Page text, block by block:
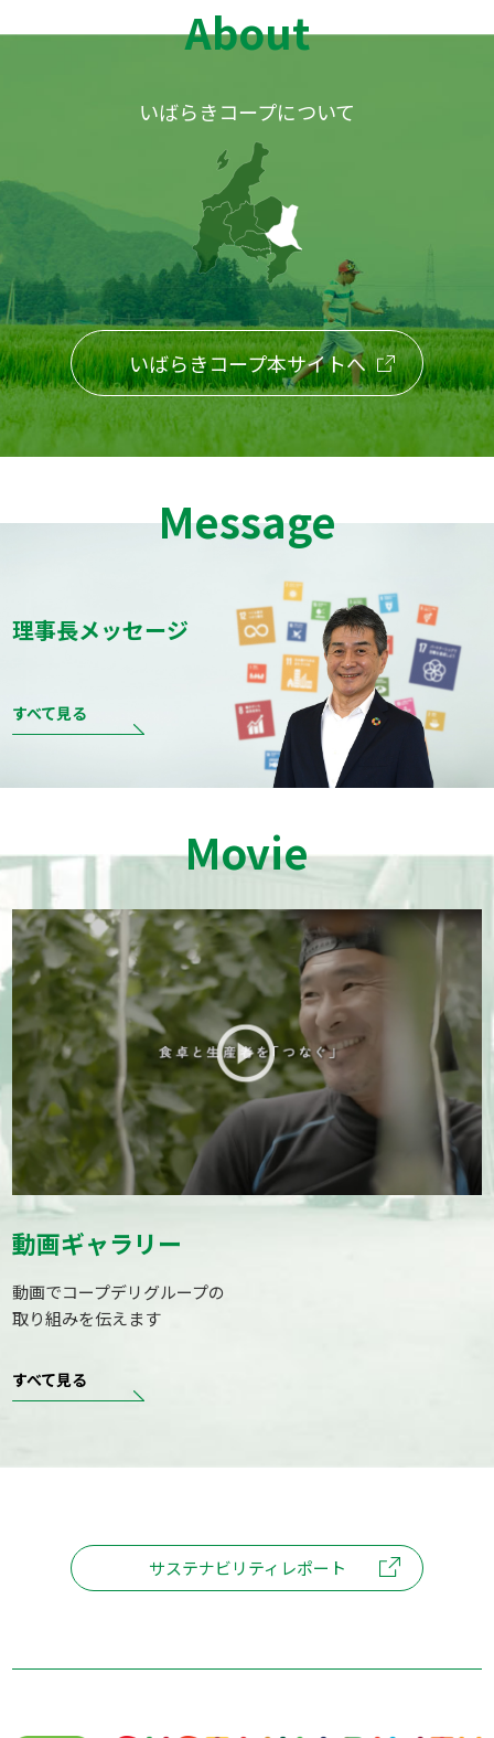
About
いばらきコープについて
いばらきコープ本サイトへ
Message
理事長メッセージ
すべて見る
Movie
動画ギャラリー
動画でコープデリグループの
取り組みを伝えます
すべて見る
サステナビリティレポート